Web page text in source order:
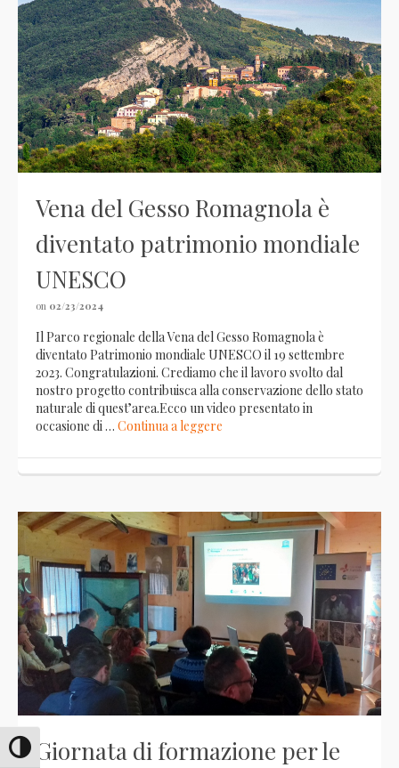
Attiva/disattiva alto contrasto
Vena del Gesso Romagnola è
diventato patrimonio mondiale
UNESCO
on 02/23/2024
Il Parco regionale della Vena del Gesso Romagnola è
diventato Patrimonio mondiale UNESCO il 19 settembre
2023. Congratulazioni. Crediamo che il lavoro svolto dal
nostro progetto contribuisca alla conservazione dello stato
naturale di quest’area.Ecco un video presentato in
occasione di … Continua a leggere
Giornata di formazione per le